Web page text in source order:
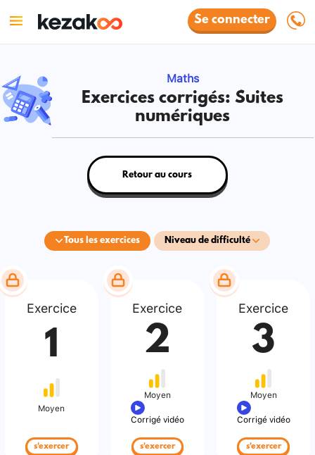
Se connecter
Maths
Exercices corrigés: Suites
numériques
Tous les exercices Niveau de difficulté
Retour au cours
Exercice
1
Moyen
s'exercer
Exercice
2
Moyen
Corrigé vidéo
s'exercer
Exercice
3
Moyen
Corrigé vidéo
s'exercer